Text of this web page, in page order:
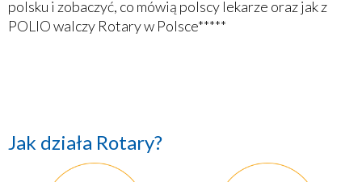
polsku i zobaczyć, co mówią polscy lekarze oraz jak z
POLIO walczy Rotary w Polsce*****
Jak działa Rotary?